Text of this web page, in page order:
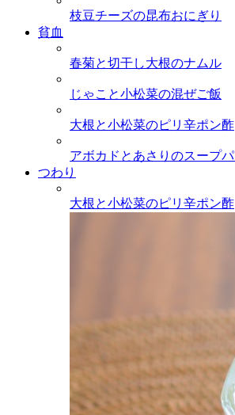
枝豆チーズの昆布おにぎり
貧血
春菊と切干し大根のナムル
じゃこと小松菜の混ぜご飯
大根と小松菜のピリ辛ポン酢
アボカドとあさりのスープ
つわり
大根と小松菜のピリ辛ポン酢